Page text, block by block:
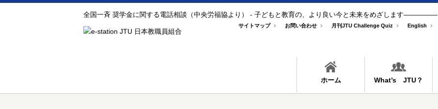
全国一斉 奨学金に関する電話相談（中央労福協より） - 子どもと教育の、より良い今と未来をめざします―――――
サイトマップ お問い合わせ 月刊JTU Challenge Quiz English
ホーム What’s JTU？